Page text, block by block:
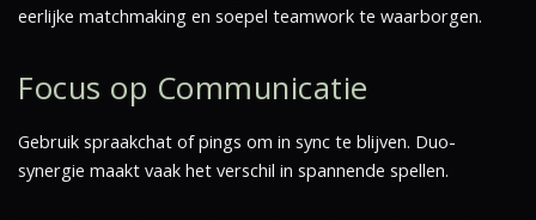
eerlijke matchmaking en soepel teamwork te waarborgen.
Focus op Communicatie
Gebruik spraakchat of pings om in sync te blijven. Duo-
synergie maakt vaak het verschil in spannende spellen.